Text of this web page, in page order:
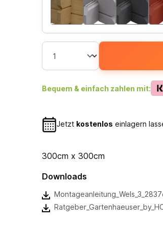
Bequem & einfach zahlen mit:
Jetzt kostenlos einlagern
300cm x 300cm
Downloads